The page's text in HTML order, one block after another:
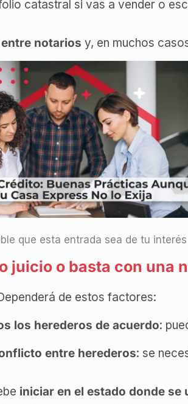
catastral si vas a vender o
notarios y, en muchos
que esta entrada sea de tu interés
juicio o basta con una
de estos factores:
los herederos de acuerdo:
entre herederos: se
iniciar en el estado donde se